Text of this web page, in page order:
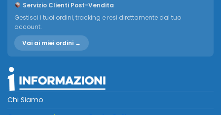
Servizio Clienti Post-Vendita
Gestisci i tuoi ordini, tracking e resi direttamente dal tuo
account.
Vai ai miei ordini →
Chi Siamo